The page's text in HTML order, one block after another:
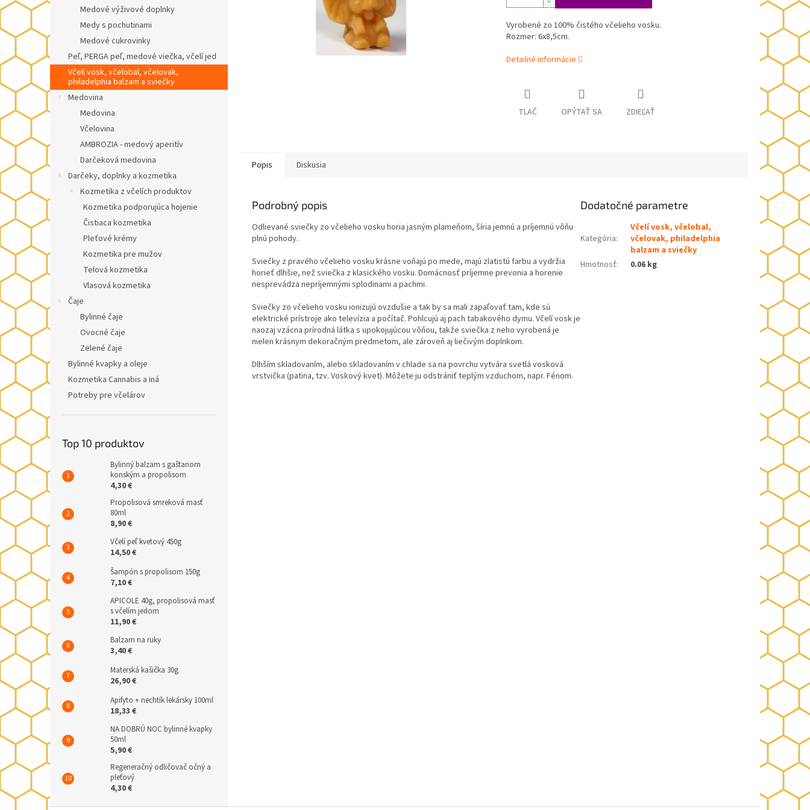
Medové výživové doplnky
Medy s pochutinami
Medové cukrovinky
Peľ, PERGA peľ, medové viečka, včelí jed
Včelí vosk, včelobal, včelovak,
philadelphia balzam a sviečky
Medovina
Medovina
Včelovina
AMBROZIA - medový aperitív
Darčeková medovina
Darčeky, doplnky a kozmetika
Kozmetika z včelích produktov
Kozmetika podporujúca hojenie
Čistiaca kozmetika
Pleťové krémy
Kozmetika pre mužov
Telová kozmetika
Vlasová kozmetika
Čaje
Bylinné čaje
Ovocné čaje
Zelené čaje
Bylinné kvapky a oleje
Kozmetika Cannabis a iná
Potreby pre včelárov
Top 10 produktov
Bylinný balzam s gaštanom
konským a propolisom
4,30 €
Propolisová smreková masť
80ml
8,90 €
Včelí peľ kvetový 450g
14,50 €
Šampón s propolisom 150g
7,10 €
APICOLE 40g, propolisová masť
s včelím jedom
11,90 €
Balzam na ruky
3,40 €
Materská kašička 30g
26,90 €
Apifyto + nechtík lekársky 100ml
18,33 €
NA DOBRÚ NOC bylinné kvapky
50ml
5,90 €
Regeneračný odličovač očný a
pleťový
4,30 €
Vyrobené zo 100% čistého včelieho vosku.
Rozmer: 6x8,5cm.
Detailné informácie
TLAČ OPÝTAŤ SA ZDIEĽAŤ
Popis Diskusia
Podrobný popis
Odlievané sviečky zo včelieho vosku horia jasným plameňom, šíria jemnú a príjemnú vôňu
plnú pohody.
Sviečky z pravého včelieho vosku krásne voňajú po mede, majú zlatistú farbu a vydržia
horieť dlhšie, než sviečka z klasického vosku. Domácnosť príjemne prevonia a horenie
nesprevádza nepríjemnými splodinami a pachmi.
Sviečky zo včelieho vosku ionizujú ovzdušie a tak by sa mali zapaľovať tam, kde sú
elektrické prístroje ako televízia a počítač. Pohlcujú aj pach tabakového dymu. Včelí vosk je
naozaj vzácna prírodná látka s upokojujúcou vôňou, takže sviečka z neho vyrobená je
nielen krásnym dekoračným predmetom, ale zároveň aj liečivým doplnkom.
Dlhším skladovaním, alebo skladovaním v chlade sa na povrchu vytvára svetlá vosková
vrstvička (patina, tzv. Voskový kvet). Môžete ju odstrániť teplým vzduchom, napr. Fénom.
Dodatočné parametre
Kategória:
Včelí vosk, včelobal,
včelovak, philadelphia
balzam a sviečky
Hmotnosť: 0.06 kg